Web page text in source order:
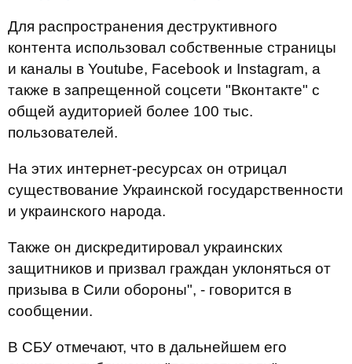
Для распространения деструктивного
контента использовал собственные страницы
и каналы в Youtube, Facebook и Instagram, а
также в запрещенной соцсети "Вконтакте" с
общей аудиторией более 100 тыс.
пользователей.
На этих интернет-ресурсах он отрицал
существование Украинской государственности
и украинского народа.
Также он дискредитировал украинских
защитников и призвал граждан уклоняться от
призыва в Сили обороны", - говорится в
сообщении.
В СБУ отмечают, что в дальнейшем его